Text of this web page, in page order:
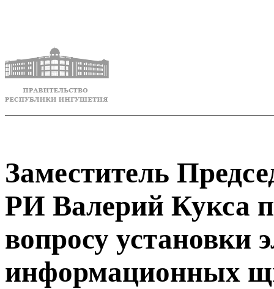
Заместитель
РИ Валерий Кукса
вопросу установки
информационных